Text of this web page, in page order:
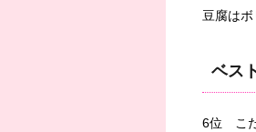
豆腐は
ベス
6位 こ